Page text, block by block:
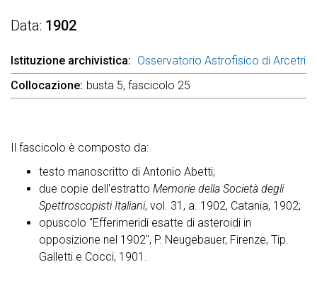
Data 1902
Istituzione archivistica
Osservatorio Astrofisico di Arcetri
Collocazione busta 5, fascicolo 25
Il fascicolo è composto da:
testo manoscritto di Antonio Abetti;
due copie dell'estratto Memorie della Società degli
Spettroscopisti Italiani, vol. 31, a. 1902, Catania, 1902;
opuscolo "Efferimeridi esatte di asteroidi in
opposizione nel 1902", P. Neugebauer, Firenze, Tip.
Galletti e Cocci, 1901.